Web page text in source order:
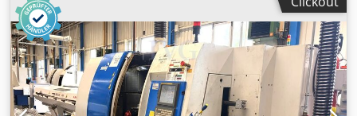
Späneförderer, linksseitiger Stangenlader FMB Turbo 3-36,
Seriennummer: 51-261463/876667, Baujahr: 2011, Filter-
und Kühleinheit, Hochdruckanlage COMBILOOP, ohne
Werkzeuge Djdpfxezqy T Ns Ahzsck